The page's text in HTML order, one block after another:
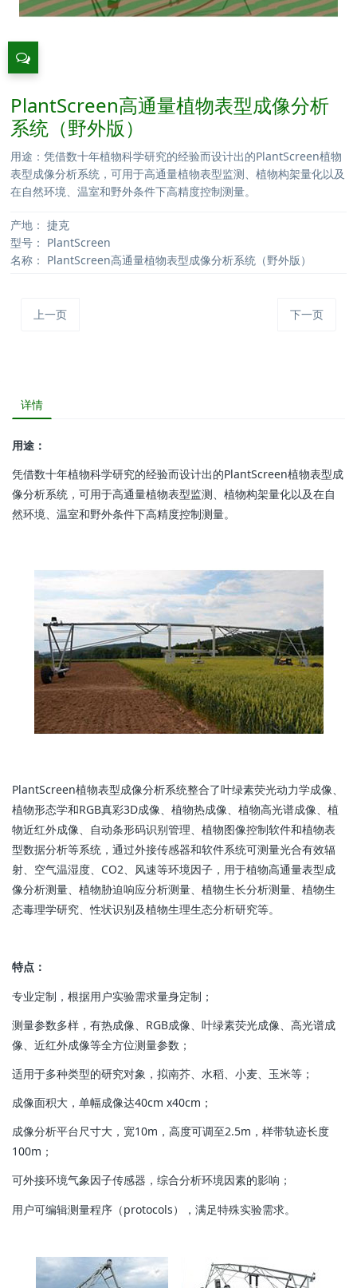
PlantScreen高通量植物表型成像分析
系统（野外版）
用途：凭借数十年植物科学研究的经验而设计出的PlantScreen植物
表型成像分析系统，可用于高通量植物表型监测、植物构架量化以及
在自然环境、温室和野外条件下高精度控制测量。
产地： 捷克
型号： PlantScreen
名称： PlantScreen高通量植物表型成像分析系统（野外版）
上一页 下一页
详情
用途：
凭借数十年植物科学研究的经验而设计出的PlantScreen植物表型成
像分析系统，可用于高通量植物表型监测、植物构架量化以及在自
然环境、温室和野外条件下高精度控制测量。
PlantScreen植物表型成像分析系统整合了叶绿素荧光动力学成像、
植物形态学和RGB真彩3D成像、植物热成像、植物高光谱成像、植
物近红外成像、自动条形码识别管理、植物图像控制软件和植物表
型数据分析等系统，通过外接传感器和软件系统可测量光合有效辐
射、空气温湿度、CO2、风速等环境因子，用于植物高通量表型成
像分析测量、植物胁迫响应分析测量、植物生长分析测量、植物生
态毒理学研究、性状识别及植物生理生态分析研究等。
特点：
专业定制，根据用户实验需求量身定制；
测量参数多样，有热成像、RGB成像、叶绿素荧光成像、高光谱成
像、近红外成像等全方位测量参数；
适用于多种类型的研究对象，拟南芥、水稻、小麦、玉米等；
成像面积大，单幅成像达40cm x40cm；
成像分析平台尺寸大，宽10m，高度可调至2.5m，样带轨迹长度
100m；
可外接环境气象因子传感器，综合分析环境因素的影响；
用户可编辑测量程序（protocols），满足特殊实验需求。